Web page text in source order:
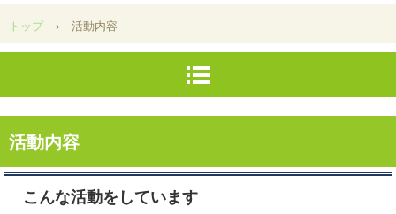
トップ › 活動内容
活動内容
こんな活動をしています